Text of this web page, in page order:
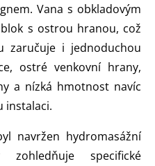
Vana s obkladovým
s ostrou hranou, což
zaručuje i jednoduchou
ostré venkovní hrany,
a nízká hmotnost navíc
instalaci.
navržen hydromasážní
zohledňuje specifické